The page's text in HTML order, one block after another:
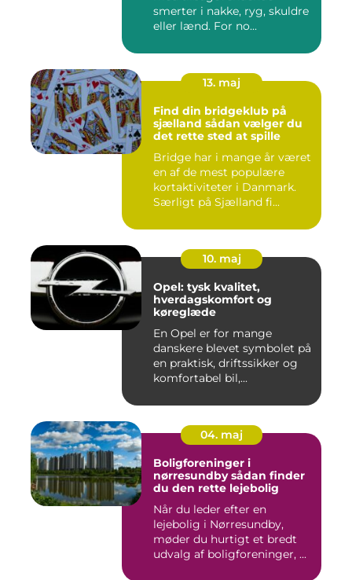
smerter i nakke, ryg, skuldre
eller lænd. For no...
13. maj
Find din bridgeklub på
sjælland sådan vælger du
det rette sted at spille
Bridge har i mange år været
en af de mest populære
kortaktiviteter i Danmark.
Særligt på Sjælland fi...
10. maj
Opel: tysk kvalitet,
hverdagskomfort og
køreglæde
En Opel er for mange
danskere blevet symbolet på
en praktisk, driftssikker og
komfortabel bil,...
04. maj
Boligforeninger i
nørresundby sådan finder
du den rette lejebolig
Når du leder efter en
lejebolig i Nørresundby,
møder du hurtigt et bredt
udvalg af boligforeninger, ...